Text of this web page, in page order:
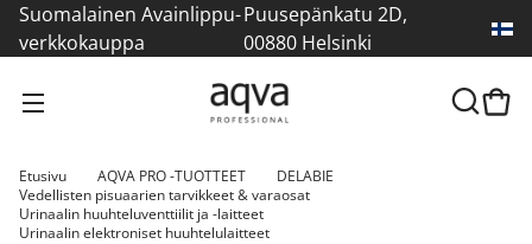
Suomalainen Avainlippu-
verkkokauppa
Puusepänkatu 2D,
00880 Helsinki
Etusivu AQVA PRO -TUOTTEET
DELABIE
Vedellisten pisuaarien tarvikkeet & varaosat
Urinaalin huuhteluventtiilit ja -laitteet
Urinaalin elektroniset huuhtelulaitteet